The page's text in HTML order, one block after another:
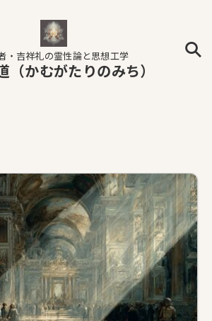
・吉祥礼の霊性論と思想工学
（かむがたりのみち）